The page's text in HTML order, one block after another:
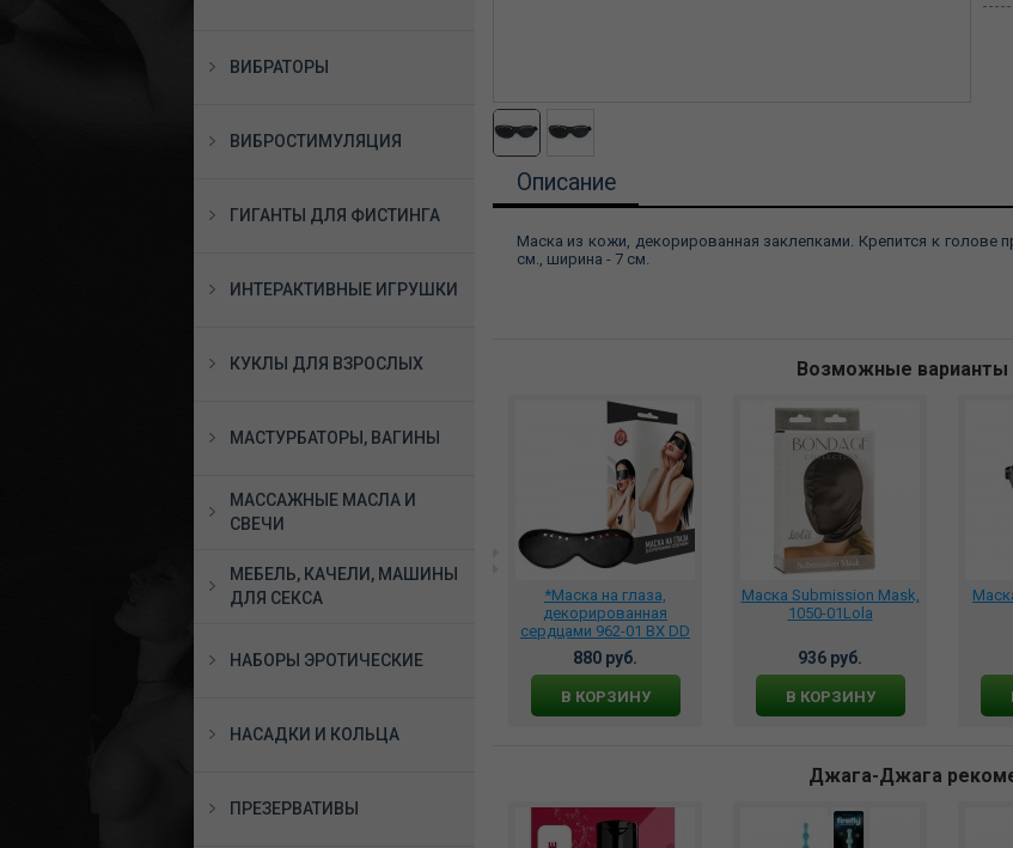
ВИБРАТОРЫ
ВИБРОСТИМУЛЯЦИЯ
ГИГАНТЫ ДЛЯ ФИСТИНГА
ИНТЕРАКТИВНЫЕ ИГРУШКИ
КУКЛЫ ДЛЯ ВЗРОСЛЫХ
МАСТУРБАТОРЫ, ВАГИНЫ
МАССАЖНЫЕ МАСЛА И
СВЕЧИ
МЕБЕЛЬ, КАЧЕЛИ, МАШИНЫ
ДЛЯ СЕКСА
НАБОРЫ ЭРОТИЧЕСКИЕ
НАСАДКИ И КОЛЬЦА
ПРЕЗЕРВАТИВЫ
Описание
Маска из кожи, декорированная заклепками. Крепится к голове
см., ширина - 7 см.
Возможные
Маска из на глаза
Notabu цвет красный,
с кокетливым бантиком,
В КОРЗИНУ
*Маска на глаза,
декорированная
сердцами 962-01 BX DD
880 руб.
В КОРЗИНУ
Маска Submission Mask,
1050-01Lola
936 руб.
В КОРЗИНУ
Джага-Джага